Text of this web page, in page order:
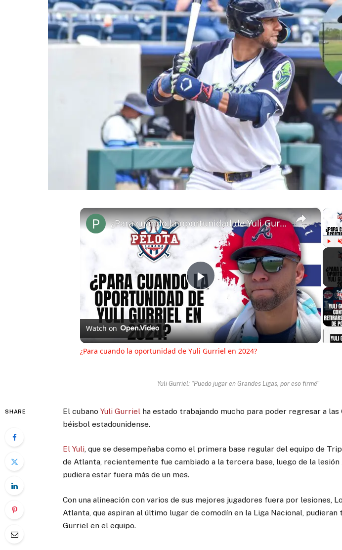
×
Play
Video
¿Para cuando la oportunidad de Yuli Gurriel en 2024?
Watch on
¿Para cuando la oportunidad de Yuli Gurriel en 2024?
Yuli Gurriel: “Puedo jugar en Grandes Ligas, por eso firmé"
SHARE El cubanoYuli Gurriel ha estado trabajando mucho para poder regresar a las
béisbol estadounidense.
El Yuli, que se desempeñaba como el primera base regular del equipo de
de Atlanta, recientemente fue cambiado a la tercera base, luego de la lesión
pudiera estar fuera más de un mes.
Con una alineación con varios de sus mejores jugadores fuera por lesiones,
Atlanta, que aspiran al último lugar de comodín en la Liga Nacional, pudieran
Gurriel en el equipo.